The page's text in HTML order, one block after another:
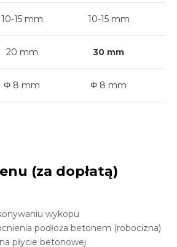
10-15 mm 10-15 mm
20 mm 30 mm
Φ 8 mm Φ 8 mm
(za dopłatą)
wykopu
podłoża betonem (robocizna)
płycie betonowej